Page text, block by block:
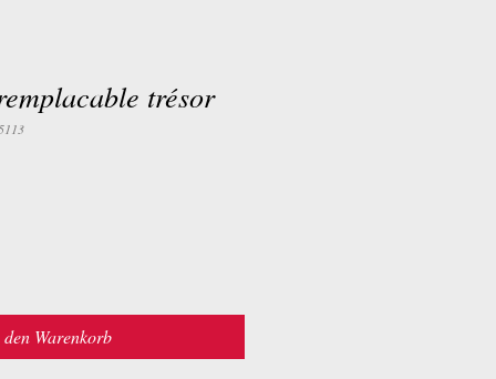
trésor
den Warenkorb